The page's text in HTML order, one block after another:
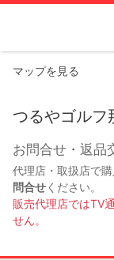
マップを見る
つるやゴルフ
お問合せ・返品
代理店・取扱店で
問合せください。
販売代理店ではTV
せん。